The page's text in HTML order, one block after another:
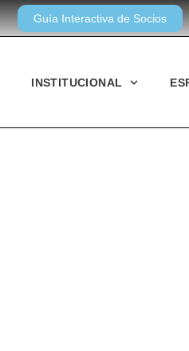
Guía Interactiva de Socios
INSTITUCIONAL